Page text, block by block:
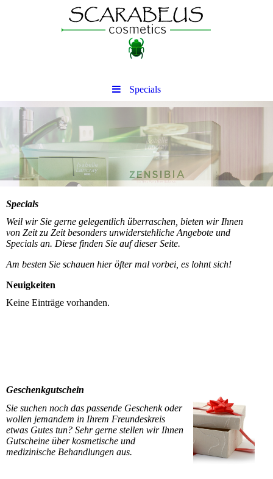
Specials
Specials
Weil wir Sie gerne gelegentlich überraschen, bieten wir Ihnen
von Zeit zu Zeit besonders unwiderstehliche Angebote und
Specials an. Diese finden Sie auf dieser Seite.
Am besten Sie schauen hier öfter mal vorbei, es lohnt sich!
Neuigkeiten
Keine Einträge vorhanden.
Geschenkgutschein
Sie suchen noch das passende Geschenk oder
wollen jemandem in Ihrem Freundeskreis
etwas Gutes tun? Sehr gerne stellen wir Ihnen
Gutscheine über kosmetische und
medizinische Behandlungen aus.